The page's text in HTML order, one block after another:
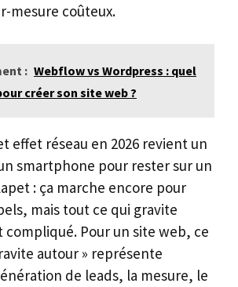
mesure coûteux.
: Webflow vs Wordpress : quel
créer son site web ?
effet réseau en 2026 revient un
smartphone pour rester sur un
: ça marche encore pour
mais tout ce qui gravite
Pour un site web, ce
autour » représente
de leads, la mesure, le